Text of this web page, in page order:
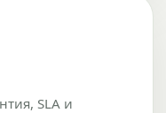
SLA и